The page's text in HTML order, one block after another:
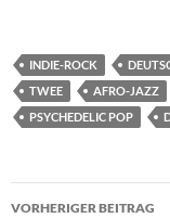
INDIE-ROCK
TWEE
AFRO-JAZZ
PSYCHEDELIC POP
VORHERIGER BEITRAG